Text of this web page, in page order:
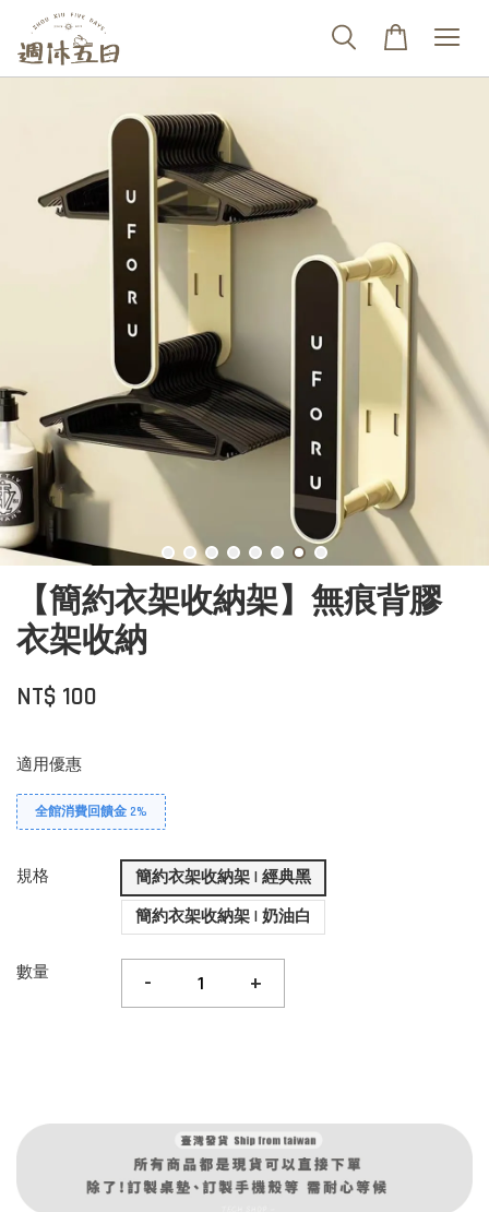
【簡約衣架收納架】無痕背膠
衣架收納
NT$ 100
適用優惠
全館消費回饋金 2%
規格
簡約衣架收納架 | 經典黑
簡約衣架收納架 | 奶油白
數量 - +